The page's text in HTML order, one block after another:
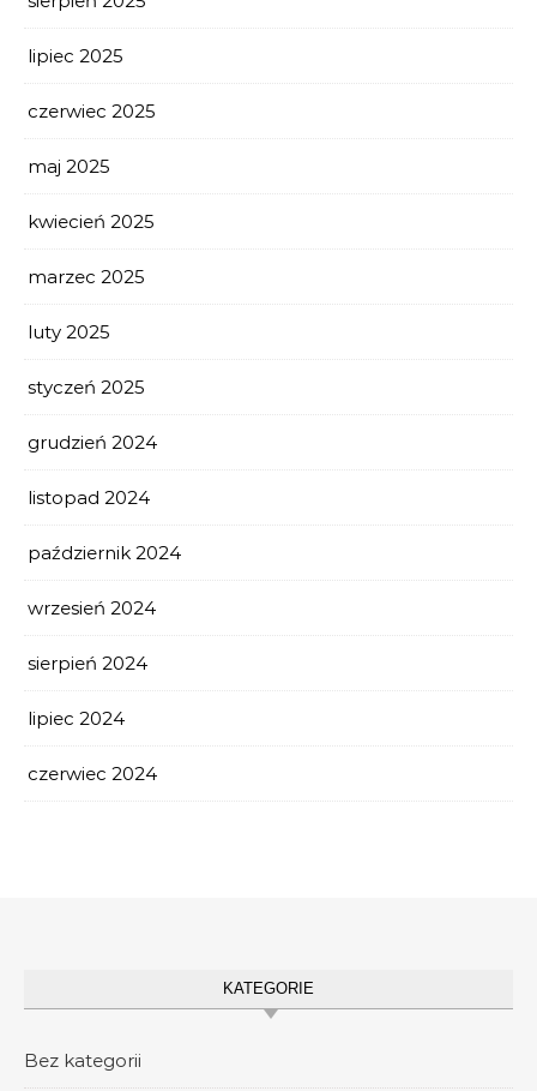
lipiec 2025
czerwiec 2025
maj 2025
kwiecień 2025
marzec 2025
luty 2025
styczeń 2025
grudzień 2024
listopad 2024
październik 2024
wrzesień 2024
sierpień 2024
lipiec 2024
czerwiec 2024
KATEGORIE
Bez kategorii